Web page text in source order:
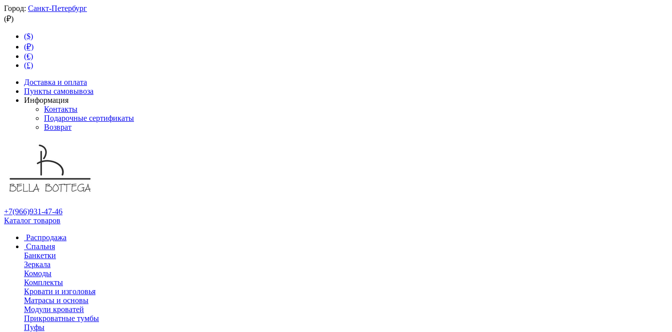
Город: Санкт-Петербург
(₽)
($)
(₽)
(€)
(£)
Доставка и оплата
Пункты самовывоза
Информация
Контакты
Подарочные сертификаты
Возврат
+7(966)931-47-46
Каталог товаров
Распродажа
Спальня
Банкетки
Зеркала
Комоды
Комплекты
Кровати и изголовья
Матрасы и основы
Модули кроватей
Прикроватные тумбы
Пуфы